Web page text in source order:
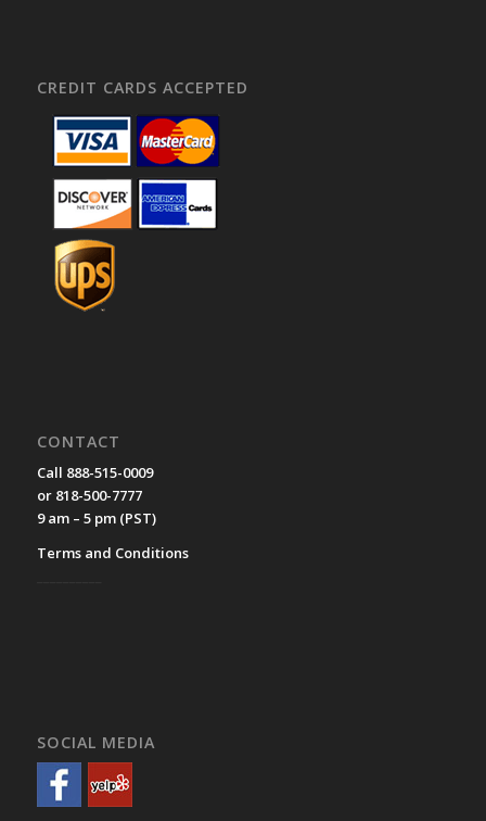
CREDIT CARDS ACCEPTED
CONTACT
Call 888-515-0009
or 818-500-7777
9 am – 5 pm (PST)
Terms and Conditions
SOCIAL MEDIA